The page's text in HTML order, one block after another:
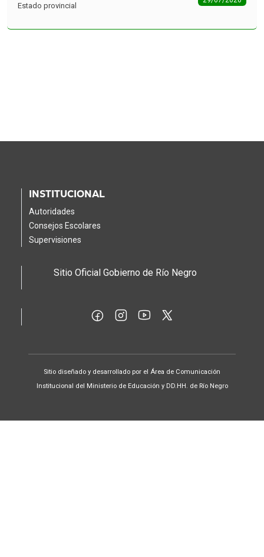
INSTITUCIONAL
Autoridades
Consejos Escolares
Supervisiones
Sitio Oficial Gobierno de Río Negro
Sitio diseñado y desarrollado por el Área de Comunicación
Institucional del Ministerio de Educación y DD.HH. de Río Negro